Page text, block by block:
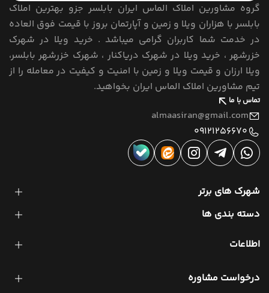
گروه مشاورین املاک الماس ایران بابلسر جزو بهترین املاک
بابلسر با هزاران ویلا و زمین و آپارتمان بروز با قیمت فوق العاده
در خدمت شما کاربران گرامی میباشد . خرید ویلا در شهرک
خزرشهر ، خرید ویلا در شهرک دریاکنار ، شهرک خزرشهر بابلسر،
ویلا ارزان و قیمت ویلا و زمین با امنیت و کیفیت در معامله را از
تیم مشاورین املاک الماس ایران بخواهید.
تماس با ما
almaasiran@gmail.com
09121256670
شهرک های برتر
دسته بندی ها
اطلاعات
درخواست مشاوره